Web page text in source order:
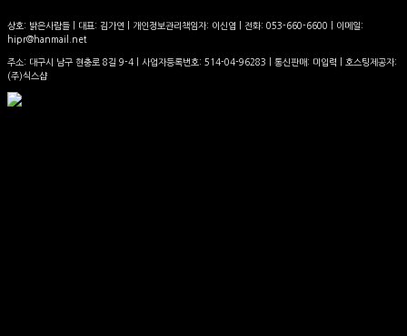
상호: 밝은사람들 | 대표: 김가연 | 개인정보관리책임자: 이신엽 | 전화: 053-660-6600 | 이메일:
hipr@hanmail.net
주소: 대구시 남구 현충로 8길 9-4 | 사업자등록번호: 514-04-96283 | 통신판매: 미입력 | 호스팅제공자:
(주)식스샵